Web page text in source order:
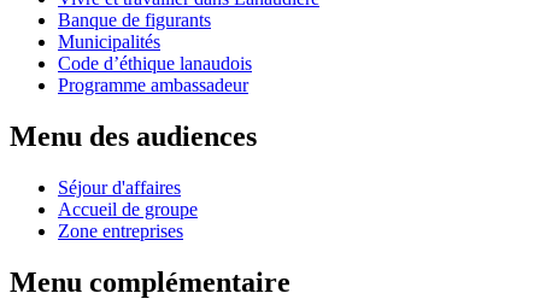
Banque de figurants
Municipalités
Code d’éthique lanaudois
Programme ambassadeur
Menu des audiences
Séjour d'affaires
Accueil de groupe
Zone entreprises
Menu complémentaire